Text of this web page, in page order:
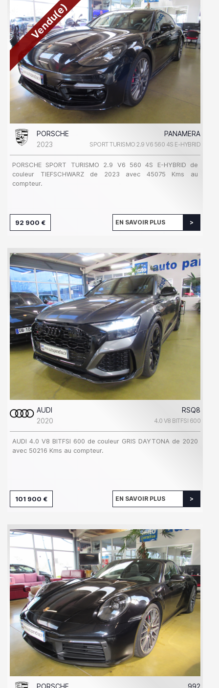
Vendu(e)
PORSCHE
PANAMERA
2023
SPORT TURISMO 2.9 V6 560 4S E-HYBRID
PORSCHE SPORT TURISMO 2.9 V6 560 4S E-HYBRID de
couleur TIEFSCHWARZ de 2023 avec 45075 Kms au
compteur.
92 900 € EN SAVOIR PLUS
AUDI
RSQ8
2020
4.0 V8 BITFSI 600
AUDI 4.0 V8 BITFSI 600 de couleur GRIS DAYTONA de 2020
avec 50216 Kms au compteur.
101 900 € EN SAVOIR PLUS
PORSCHE 992